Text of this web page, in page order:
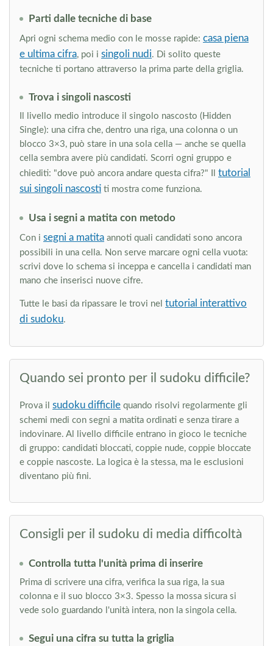
Parti dalle tecniche di base
Apri ogni schema medio con le mosse rapide: casa piena
e ultima cifra, poi i singoli nudi. Di solito queste
tecniche ti portano attraverso la prima parte della griglia.
Trova i singoli nascosti
Il livello medio introduce il singolo nascosto (Hidden
Single): una cifra che, dentro una riga, una colonna o un
blocco 3×3, può stare in una sola cella — anche se quella
cella sembra avere più candidati. Scorri ogni gruppo e
chiediti: "dove può ancora andare questa cifra?" Il tutorial
sui singoli nascosti ti mostra come funziona.
Usa i segni a matita con metodo
Con i segni a matita annoti quali candidati sono ancora
possibili in una cella. Non serve marcare ogni cella vuota:
scrivi dove lo schema si inceppa e cancella i candidati man
mano che inserisci nuove cifre.
Tutte le basi da ripassare le trovi nel tutorial interattivo
di sudoku.
Quando sei pronto per il sudoku difficile?
Prova il sudoku difficile quando risolvi regolarmente gli
schemi medi con segni a matita ordinati e senza tirare a
indovinare. Al livello difficile entrano in gioco le tecniche
di gruppo: candidati bloccati, coppie nude, coppie bloccate
e coppie nascoste. La logica è la stessa, ma le esclusioni
diventano più fini.
Consigli per il sudoku di media difficoltà
Controlla tutta l'unità prima di inserire
Prima di scrivere una cifra, verifica la sua riga, la sua
colonna e il suo blocco 3×3. Spesso la mossa sicura si
vede solo guardando l'unità intera, non la singola cella.
Segui una cifra su tutta la griglia